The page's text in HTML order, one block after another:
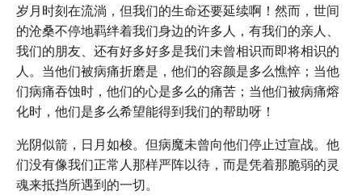
岁月时刻在流淌，但我们的生命还要延续啊！然而，世间
的沧桑不停地羁绊着我们身边的许多人，有我们的亲人、
我们的朋友、还有好多好多是我们未曾相识而即将相识的
人。当他们被病痛折磨是，他们的容颜是多么憔悴；当他
们病痛吞蚀时，他们的心是多么的痛苦；当他们被病痛熔
化时，他们是多么希望能得到我们的帮助呀！
光阴似箭，日月如梭。但病魔未曾向他们停止过宣战。他
们没有像我们正常人那样严阵以待，而是凭着那脆弱的灵
魂来抵挡所遇到的一切。